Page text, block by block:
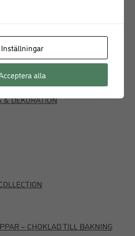
& DEKORATION
– CHOKLAD TILL BAKNING
Inställningar
alla